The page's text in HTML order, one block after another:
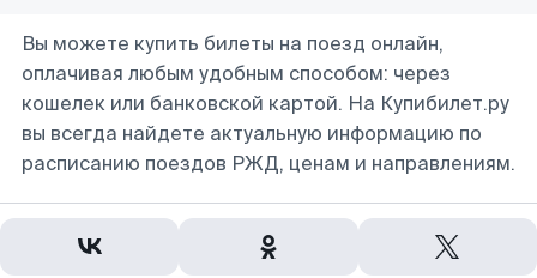
Вы можете купить билеты на поезд онлайн,
оплачивая любым удобным способом: через
кошелек или банковской картой. На Купибилет.ру
вы всегда найдете актуальную информацию по
расписанию поездов РЖД, ценам и направлениям.